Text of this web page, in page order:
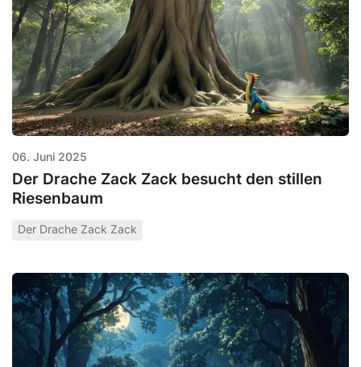
06. Juni 2025
Der Drache Zack Zack besucht den stillen
Riesenbaum
Der Drache Zack Zack